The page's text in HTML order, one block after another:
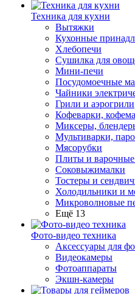
Техника для кухни
Вытяжки
Кухонные
Хлебопечи
Сушилка для
Мини-печи
Посудомоечные
Чайники
Грили и аэрогрили
Кофеварки,
Миксеры,
Мультиварки,
Мясорубки
Плиты и варочные
Соковыжималки
Тостеры и
Холодильники и
Микроволновые
Ещё 13
Фото-видео техника
Аксессуары для
Видеокамеры
Фотоаппараты
Экшн-камеры